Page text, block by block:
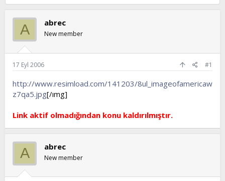
b
u
y
u
b
a
l
a
n
l
a
n
ı
a
r
i
i
A abrec
New member
17 Eyl 2006 #1
http://www.resimload.com/141203/8ul_imageofamericaw
z7qa5.jpg[/ımg]
Link aktif olmadığından konu kaldırılmıştır.
A abrec
New member